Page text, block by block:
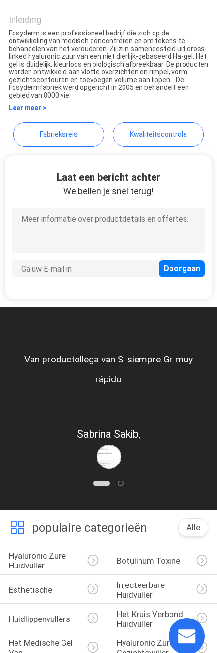
ONLINE
SITEMAP
PRIVACY
POLICY
Inleiding
Fosyderm is een professioneel bedrijf die zich op de
ontwikkeling van medisch concentreren en om tekens te
behandelen van het verouderen. Zij zijn samengesteld uit cross-
linked hyaluronic zuur van een niet dierlijk-gebaseerd Ha-gel. Het
gel is duidelijk, kleurloos en biologisch afbreekbaar. De producten
worden ontwikkeld aan vlotte overzichten en rimpel, vorm
gezichtscontouren en toevoegen volume aan lippen. De
Fosydermfabriek werd opgericht in 2005 en behandelt een
gebied van 8000 vie
Leer meer >
Fabrieksreis Kwaliteitscontrole
Laat een bericht achter
We bellen je snel terug!
Van productollega van Si siempre Gr muy
rápido
Sabrina Sakib,
populaire categorieën Alle
Hyaluronic Zure
Huidvuller
Botulinum Toxine
Esthetische
Injecteerbare
Huidvuller
Huidlippenvullers
Het Kruis Verbond
Huidvuller
Het Medische Gel
Hyaluronic Zure